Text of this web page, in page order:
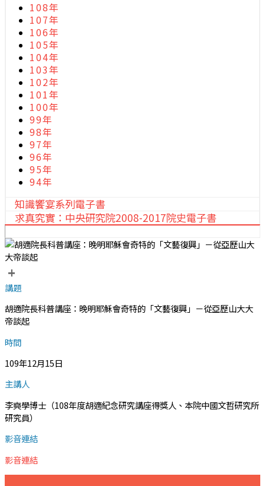
108年
107年
106年
105年
104年
103年
102年
101年
100年
99年
98年
97年
96年
95年
94年
知識饗宴系列電子書
求真究實：中央研究院2008-2017院史電子書
+
講題
胡適院長科普講座：晚明耶穌會奇特的「文藝復興」－從亞歷山大大
帝談起
時間
109年12月15日
主講人
李奭學博士（108年度胡適紀念研究講座得獎人、本院中國文哲研究所
研究員）
影音連結
影音連結